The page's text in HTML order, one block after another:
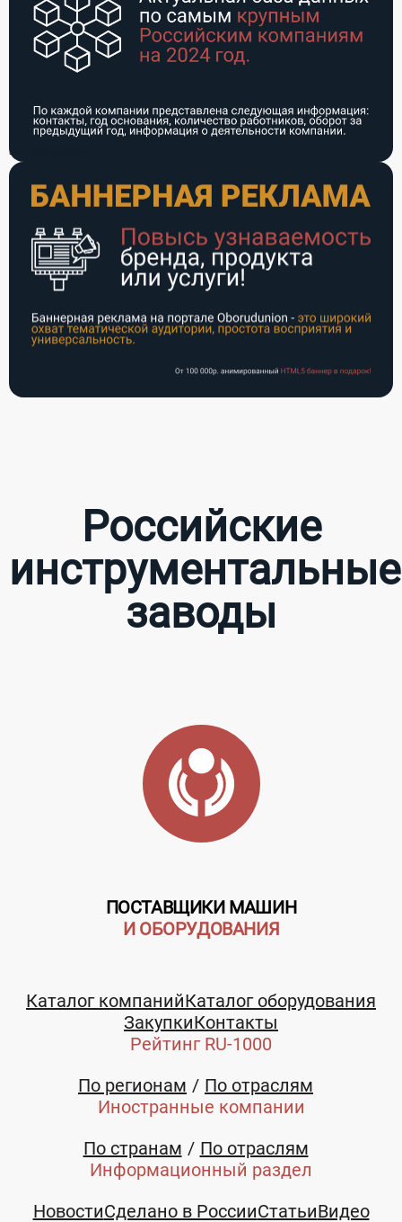
Баннерная реклама
Российские
инструментальные
заводы
ПОСТАВЩИКИ МАШИН
И ОБОРУДОВАНИЯ
Каталог компанийКаталог оборудования
ЗакупкиКонтакты
Рейтинг RU-1000
По регионам
По отраслям
Иностранные компании
По странам
По отраслям
Информационный раздел
НовостиСделано в РоссииСтатьиВидео